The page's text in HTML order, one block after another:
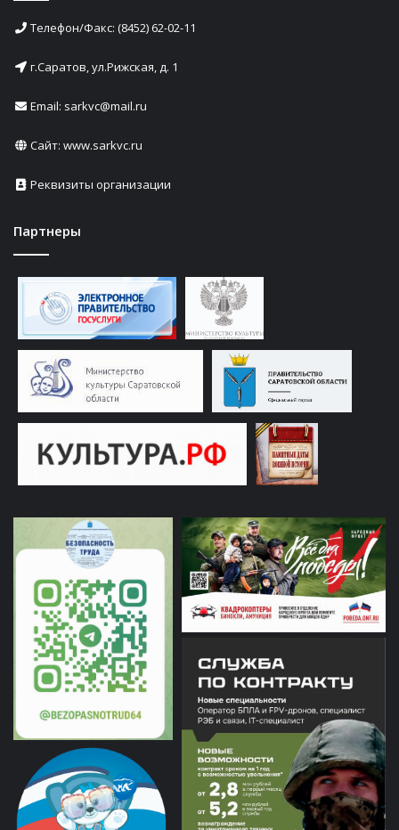
Телефон/Факс: (8452) 62-02-11
г.Саратов, ул.Рижская, д. 1
Email: sarkvc@mail.ru
Сайт: www.sarkvc.ru
Реквизиты организации
Партнеры